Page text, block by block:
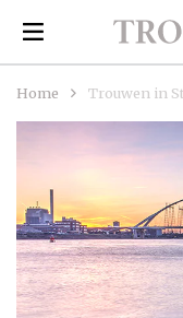
Home Trouwen in